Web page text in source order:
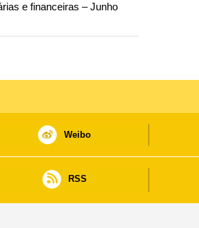
e financeiras – Junho
Weibo
RSS